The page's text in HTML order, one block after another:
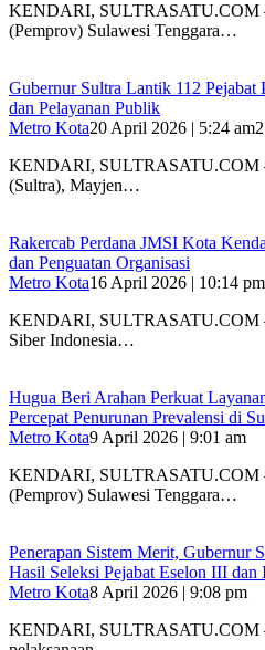
KENDARI, SULTRASATU.COM
(Pemprov) Sulawesi Tenggara…
Gubernur Sultra Lantik 112 Pejabat
dan Pelayanan Publik
Metro Kota20 April 2026 | 5:24 am
KENDARI, SULTRASATU.COM
(Sultra), Mayjen…
Rakercab Perdana JMSI Kota
dan Penguatan Organisasi
Metro Kota16 April 2026 | 10:14 pm
KENDARI, SULTRASATU.COM
Siber Indonesia…
Hugua Beri Arahan Perkuat
Percepat Penurunan Prevalensi di
Metro Kota9 April 2026 | 9:01 am
KENDARI, SULTRASATU.COM
(Pemprov) Sulawesi Tenggara…
Penerapan Sistem Merit, Gubernur
Hasil Seleksi Pejabat Eselon III dan
Metro Kota8 April 2026 | 9:08 pm
KENDARI, SULTRASATU.COM